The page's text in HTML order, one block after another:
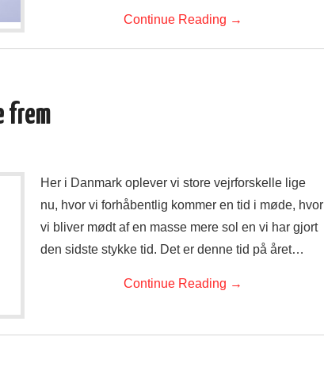
Continue Reading →
frem
Her i Danmark oplever vi store vejrforskelle lige
nu, hvor vi forhåbentlig kommer en tid i møde, hvor
vi bliver mødt af en masse mere sol en vi har gjort
den sidste stykke tid. Det er denne tid på året…
Continue Reading →